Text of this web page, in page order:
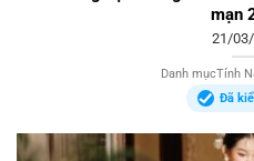
mạn
21/
Danh mụcTính
Đã